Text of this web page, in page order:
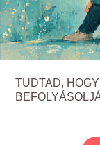
TUDTAD,